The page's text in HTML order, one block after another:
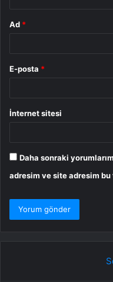
Ad *
E-posta *
İnternet sitesi
Daha sonraki
adresim ve site adresim